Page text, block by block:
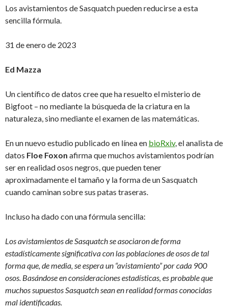
Los avistamientos de Sasquatch pueden reducirse a esta
sencilla fórmula.
31 de enero de 2023
Ed Mazza
Un científico de datos cree que ha resuelto el misterio de
Bigfoot – no mediante la búsqueda de la criatura en la
naturaleza, sino mediante el examen de las matemáticas.
En un nuevo estudio publicado en línea en bioRxiv, el analista de
datos Floe Foxon afirma que muchos avistamientos podrían
ser en realidad osos negros, que pueden tener
aproximadamente el tamaño y la forma de un Sasquatch
cuando caminan sobre sus patas traseras.
Incluso ha dado con una fórmula sencilla:
Los avistamientos de Sasquatch se asociaron de forma
estadísticamente significativa con las poblaciones de osos de tal
forma que, de media, se espera un “avistamiento” por cada 900
osos. Basándose en consideraciones estadísticas, es probable que
muchos supuestos Sasquatch sean en realidad formas conocidas
mal identificadas.